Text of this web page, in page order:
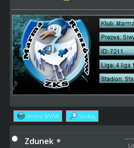
Strona WWW Szukaj
Zdunek